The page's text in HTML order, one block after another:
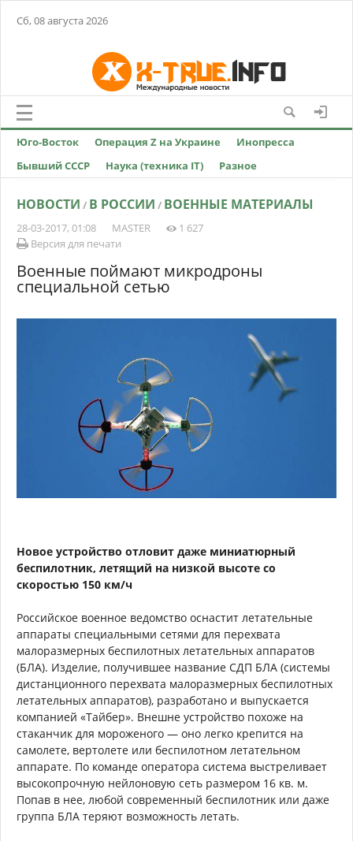
Сб, 08 августа 2026
Юго-Восток Операция Z на Украине
Инопресса
Бывший СССР
Наука (техника IT) Разное
НОВОСТИ / В РОССИИ / ВОЕННЫЕ МАТЕРИАЛЫ
28-03-2017, 01:08 MASTER
1 627
Версия для печати
Военные поймают микродроны
специальной сетью
Новое устройство отловит даже миниатюрный
беспилотник, летящий на низкой высоте со
скоростью 150 км/ч
Российское военное ведомство оснастит летательные
аппараты специальными сетями для перехвата
малоразмерных беспилотных летательных аппаратов
(БЛА). Изделие, получившее название СДП БЛА (системы
дистанционного перехвата малоразмерных беспилотных
летательных аппаратов), разработано и выпускается
компанией «Тайбер». Внешне устройство похоже на
стаканчик для мороженого — оно легко крепится на
самолете, вертолете или беспилотном летательном
аппарате. По команде оператора система выстреливает
высокопрочную нейлоновую сеть размером 16 кв. м.
Попав в нее, любой современный беспилотник или даже
группа БЛА теряют возможность летать.